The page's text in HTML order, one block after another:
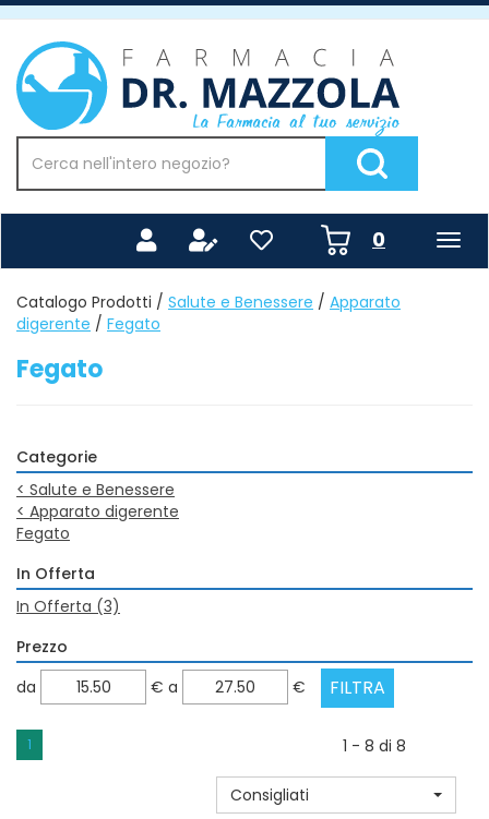
Passa
contenuto
principale
Farmacia
Mazzola
Prodotto
Cerca Prodotto
0prodotti
inseriti
Catalogo Prodotti / Salute e Benessere / Apparato
digerente / Fegato
Fegato
Categorie
< Salute e Benessere
< Apparato digerente
Fegato
In Offerta
In Offerta (3)
Prezzo
filtra
da € filtra
a €
1 1 - 8 di 8
Consigliati